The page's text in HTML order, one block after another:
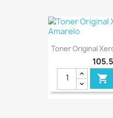
Toner Original
